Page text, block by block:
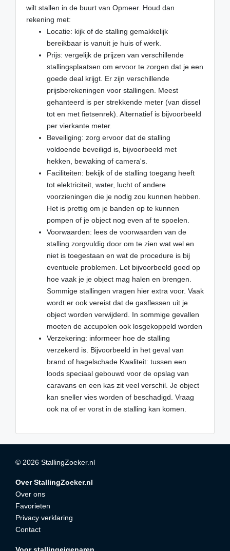
wilt stallen in de buurt van Opmeer. Houd dan
rekening met:
Locatie: kijk of de stalling gemakkelijk
bereikbaar is vanuit je huis of werk.
Prijs: vergelijk de prijzen van verschillende
stallingsplaatsen om ervoor te zorgen dat je een
goede deal krijgt. Er zijn verschillende
prijsberekeningen voor stallingen. Meest
gehanteerd is per strekkende meter (van dissel
tot en met fietsenrek). Alternatief is bijvoorbeeld
per vierkante meter.
Beveiliging: zorg ervoor dat de stalling
voldoende beveiligd is, bijvoorbeeld met
hekken, bewaking of camera's.
Faciliteiten: bekijk of de stalling toegang heeft
tot elektriciteit, water, lucht of andere
voorzieningen die je nodig zou kunnen hebben.
Het is prettig om je banden op te kunnen
pompen of je object nog even af te spoelen.
Voorwaarden: lees de voorwaarden van de
stalling zorgvuldig door om te zien wat wel en
niet is toegestaan en wat de procedure is bij
eventuele problemen. Let bijvoorbeeld goed op
hoe vaak je je object mag halen en brengen.
Sommige stallingen vragen hier extra voor. Vaak
wordt er ook vereist dat de gasflessen uit je
object worden verwijderd. In sommige gevallen
moeten de accupolen ook losgekoppeld worden
Verzekering: informeer hoe de stalling
verzekerd is. Bijvoorbeeld in het geval van
brand of hagelschade Kwaliteit: tussen een
loods speciaal gebouwd voor de opslag van
caravans en een kas zit veel verschil. Je object
kan sneller vies worden of beschadigd. Vraag
ook na of er vorst in de stalling kan komen.
© 2026 StallingZoeker.nl
Over StallingZoeker.nl
Over ons
Favorieten
Privacy verklaring
Contact